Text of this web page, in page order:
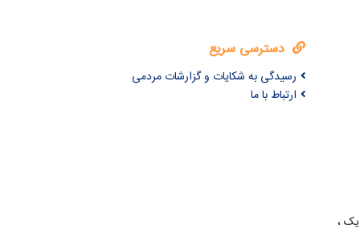
دسترسی سریع
رسیدگی به شکایات و گزارشات مردمی
ارتباط با ما
،